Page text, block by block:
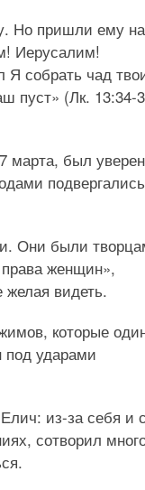
Но пришли ему
Иерусалим!
Я собрать чад
пуст» (Лк. 13:34-
марта, был
подвергались
Они были
женщин»,
видеть.
которые
под ударами
из-за себя и
сотворил